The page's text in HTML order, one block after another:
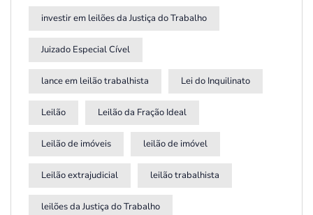
investir em leilões da Justiça do Trabalho
Juizado Especial Cível
lance em leilão trabalhista Lei do Inquilinato
Leilão Leilão da Fração Ideal
Leilão de imóveis leilão de imóvel
Leilão extrajudicial leilão trabalhista
leilões da Justiça do Trabalho